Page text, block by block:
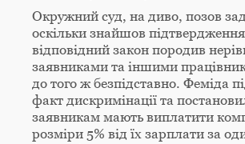
Окружний суд, на диво, позов
оскільки знайшов
відповідний закон породив
заявниками та іншими
до того ж безпідставно. Феміда
факт дискримінації та
заявникам мають виплатити
розміри 5% від їх зарплати за